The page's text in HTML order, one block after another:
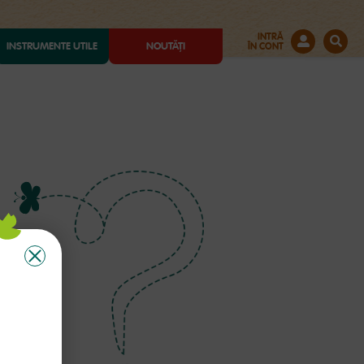
INSTRUMENTE UTILE NOUTĂȚI
INTRĂ
ÎN CONT